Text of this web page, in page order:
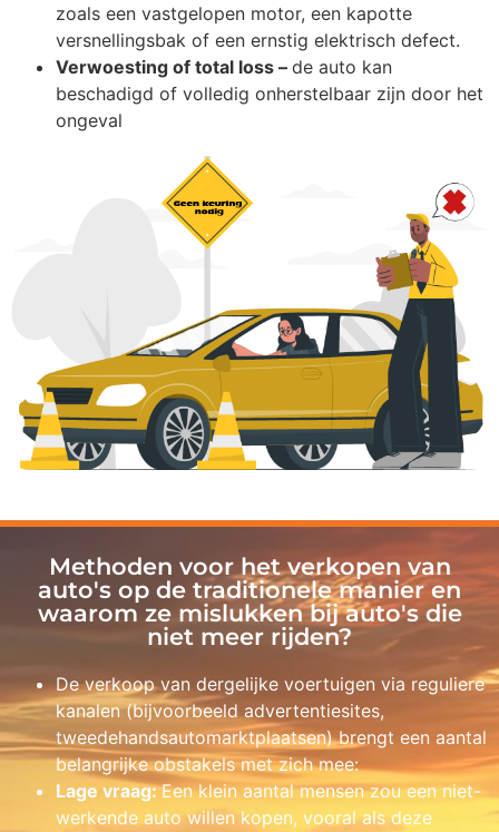
zoals een vastgelopen motor, een kapotte
versnellingsbak of een ernstig elektrisch defect.
Verwoesting of total loss – de auto kan
beschadigd of volledig onherstelbaar zijn door het
ongeval
Methoden voor het verkopen van
auto's op de traditionele manier en
waarom ze mislukken bij auto's die
niet meer rijden?
De verkoop van dergelijke voertuigen via reguliere
kanalen (bijvoorbeeld advertentiesites,
tweedehandsautomarktplaatsen) brengt een aantal
belangrijke obstakels met zich mee:
Lage vraag:Een klein aantal mensen zou een niet-
werkende auto willen kopen, vooral als deze